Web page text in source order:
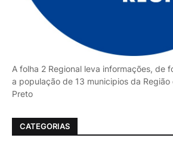
A folha 2 Regional leva informações, de
a população de 13 municipios da Região
Preto
CATEGORIAS